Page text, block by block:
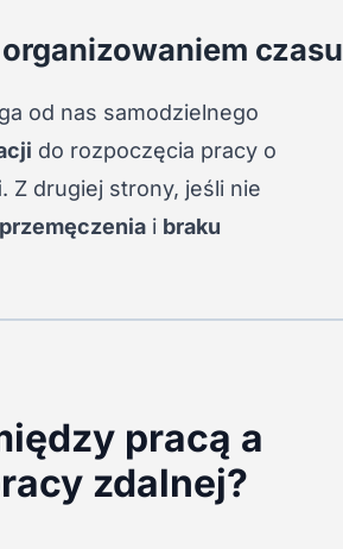
czasu
od nas samodzielnego
do rozpoczęcia pracy o
. Z drugiej strony, jeśli nie
przemęczenia i braku
pracą a
zdalnej?